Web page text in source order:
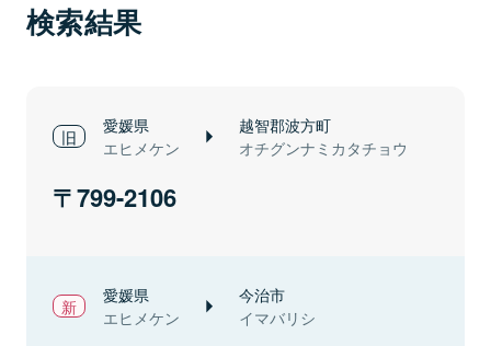
検索結果
愛媛県
エヒメケン
越智郡波方町
オチグンナミカタチョウ
799-2106
愛媛県
エヒメケン
今治市
イマバリシ